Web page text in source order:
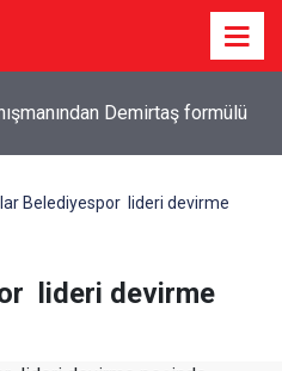
Demirtaş formülü
Belediyespor lideri devirme
lideri devirme